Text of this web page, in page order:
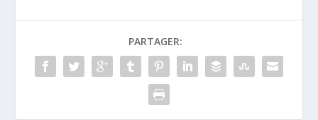
PARTAGER: